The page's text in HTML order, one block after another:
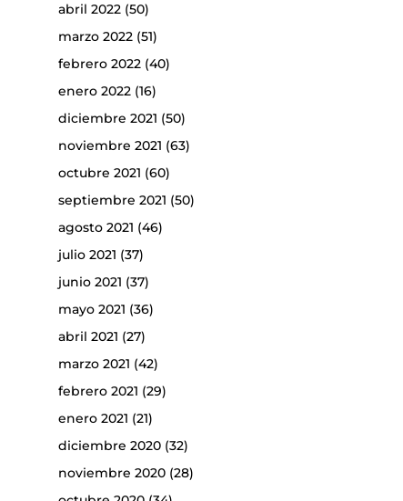
abril 2022(50)
marzo 2022(51)
febrero 2022(40)
enero 2022(16)
diciembre 2021 (50)
noviembre 2021 (63)
octubre 2021 (60)
septiembre 2021 (50)
agosto 2021 (46)
julio 2021 (37)
junio 2021 (37)
mayo 2021 (36)
abril 2021 (27)
marzo 2021 (42)
febrero 2021 (29)
enero 2021 (21)
diciembre 2020(32)
noviembre 2020(28)